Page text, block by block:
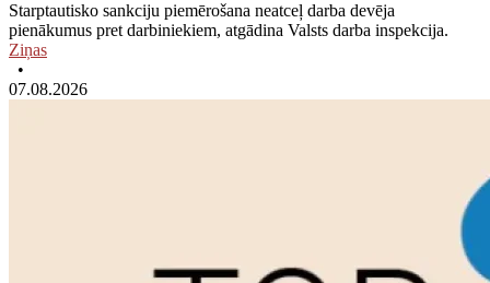
Starptautisko sankciju piemērošana neatceļ darba devēja
pienākumus pret darbiniekiem, atgādina Valsts darba inspekcija.
Ziņas
•
07.08.2026